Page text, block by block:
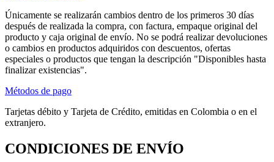
Únicamente se realizarán cambios dentro de los primeros 30 días
después de realizada la compra, con factura, empaque original del
producto y caja original de envío. No se podrá realizar devoluciones
o cambios en productos adquiridos con descuentos, ofertas
especiales o productos que tengan la descripción "Disponibles hasta
finalizar existencias".
Métodos de pago
Tarjetas débito y Tarjeta de Crédito, emitidas en Colombia o en el
extranjero.
CONDICIONES DE ENVÍO